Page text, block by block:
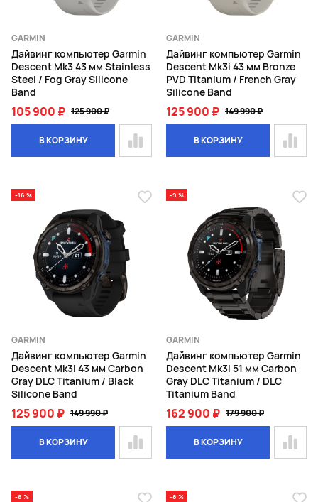
GARMIN
Дайвинг компьютер Garmin
Descent Mk3 43 мм Stainless
Steel / Fog Gray Silicone
Band
105 900 ₽ 125 900 ₽
В КОРЗИНУ
GARMIN
Дайвинг компьютер Garmin
Descent Mk3i 43 мм Bronze
PVD Titanium / French Gray
Silicone Band
125 900 ₽ 149 990 ₽
В КОРЗИНУ
-16 %
GARMIN
Дайвинг компьютер Garmin
Descent Mk3i 43 мм Carbon
Gray DLC Titanium / Black
Silicone Band
125 900 ₽ 149 990 ₽
В КОРЗИНУ
-9 %
GARMIN
Дайвинг компьютер Garmin
Descent Mk3i 51 мм Carbon
Gray DLC Titanium / DLC
Titanium Band
162 900 ₽ 179 900 ₽
В КОРЗИНУ
-6 % -8 %